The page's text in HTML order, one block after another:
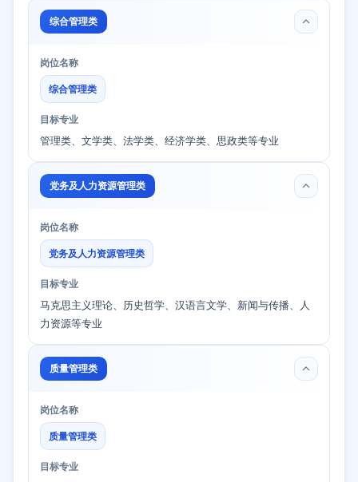
综合管理类
岗位名称
综合管理类
目标专业
管理类、文学类、法学类、经济学类、思政类等专业
党务及人力资源管理类
岗位名称
党务及人力资源管理类
目标专业
马克思主义理论、历史哲学、汉语言文学、新闻与传播、人
力资源等专业
质量管理类
岗位名称
质量管理类
目标专业